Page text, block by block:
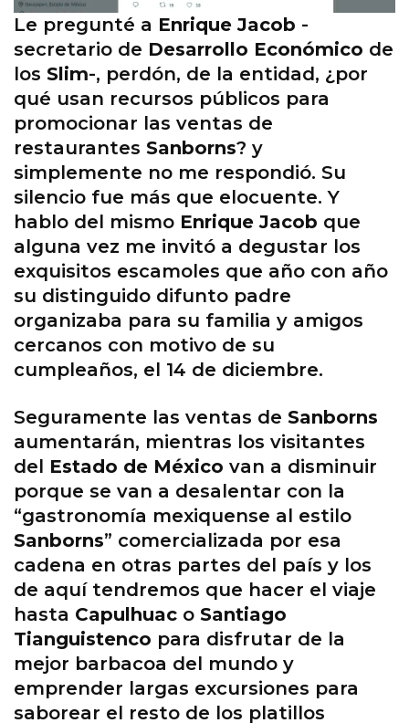
Le pregunté a Enrique Jacob -
secretario de Desarrollo Económico de
los Slim-, perdón, de la entidad, ¿por
qué usan recursos públicos para
promocionar las ventas de
restaurantes Sanborns? y
simplemente no me respondió. Su
silencio fue más que elocuente. Y
hablo del mismo Enrique Jacob que
alguna vez me invitó a degustar los
exquisitos escamoles que año con año
su distinguido difunto padre
organizaba para su familia y amigos
cercanos con motivo de su
cumpleaños, el 14 de diciembre.
Seguramente las ventas de Sanborns
aumentarán, mientras los visitantes
del Estado de México van a disminuir
porque se van a desalentar con la
“gastronomía mexiquense al estilo
Sanborns” comercializada por esa
cadena en otras partes del país y los
de aquí tendremos que hacer el viaje
hasta Capulhuac o Santiago
Tianguistenco para disfrutar de la
mejor barbacoa del mundo y
emprender largas excursiones para
saborear el resto de los platillos